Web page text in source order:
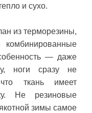
и сухо.
из терморезины,
— даже
ноги сразу не
ткань имеет
Не резиновые
зимы самое